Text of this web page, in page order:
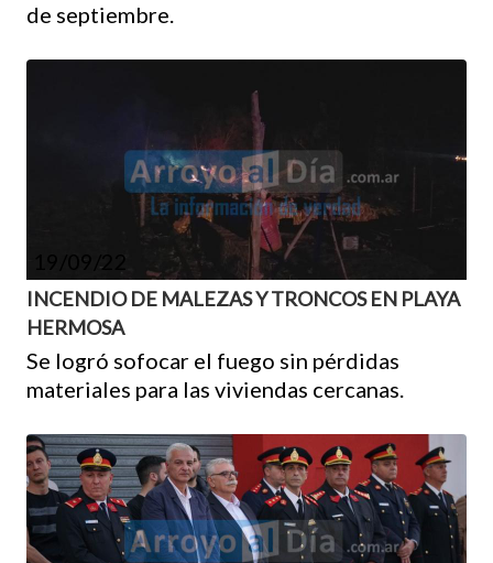
de septiembre.
19/09/22
INCENDIO DE MALEZAS Y TRONCOS EN PLAYA
HERMOSA
Se logró sofocar el fuego sin pérdidas
materiales para las viviendas cercanas.